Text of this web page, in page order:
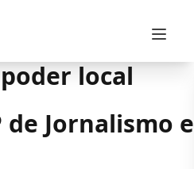
poder local
de Jornalismo e